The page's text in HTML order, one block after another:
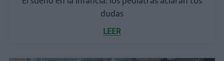
dudas
LEER